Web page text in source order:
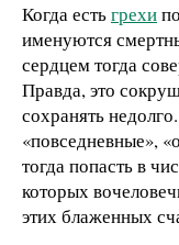
Когда естьгрехи
именуются
сердцем тогда
Правда, это
сохранять
«повседневные»,
тогда попасть в
которых
этих блаженных